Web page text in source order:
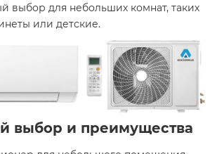
выбор для небольших комнат, таких
или детские.
выбор и преимущества